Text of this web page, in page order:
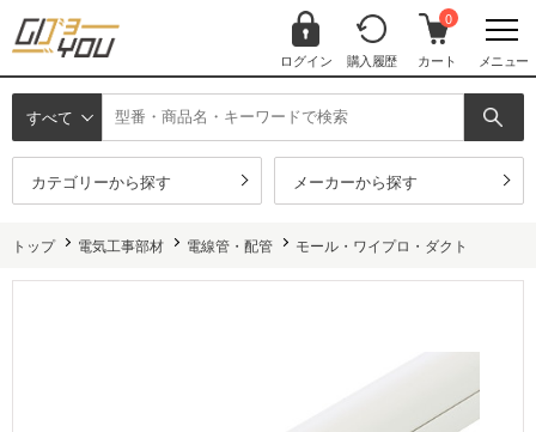
ログイン 購入履歴
0
カート メニュー
すべて
カテゴリーから探す メーカーから探す
トップ 電気工事部材 電線管・配管 モール・ワイプロ・ダクト